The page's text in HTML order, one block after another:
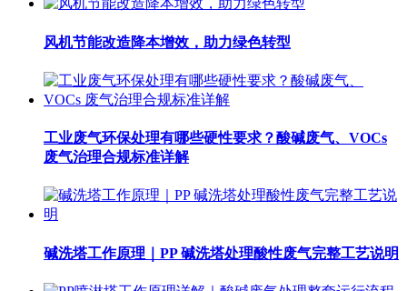
风机节能改造降本增效，助力绿色转型
工业废气环保处理有哪些硬性要求？酸碱废气、VOCs
废气治理合规标准详解
碱洗塔工作原理｜PP 碱洗塔处理酸性废气完整工艺说明